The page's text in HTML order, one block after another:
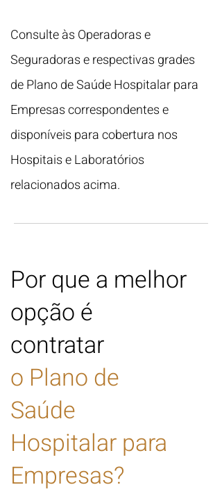
Consulte às Operadoras e
Seguradoras e respectivas grades
de Plano de Saúde Hospitalar para
Empresascorrespondentes e
disponíveis para cobertura nos
Hospitais e Laboratórios
relacionados acima.
Por que a melhor
opção é
contratar
o Plano de
Saúde
Hospitalar para
Empresas?